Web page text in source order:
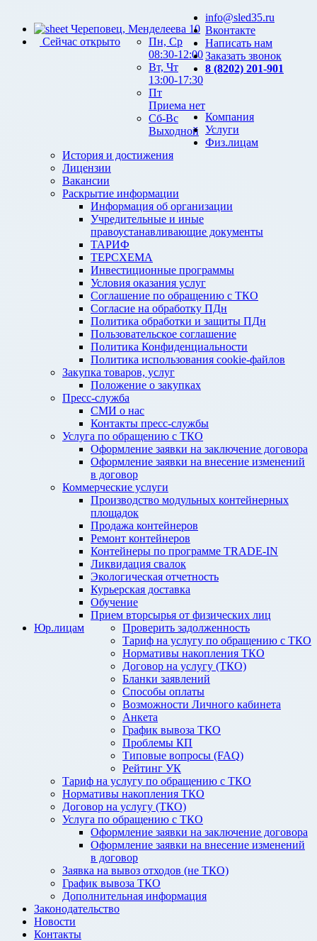
Череповец, Менделеева 10
Сейчас открыто
Пн, Ср
08:30-12:00
Вт, Чт
13:00-17:30
Пт
Приема нет
Сб-Вс
Выходной
info@sled35.ru
Вконтакте
Написать нам
Заказать звонок
8 (8202) 201-901
Компания
История и достижения
Лицензии
Вакансии
Раскрытие информации
Информация об организации
Учредительные и иные
правоустанавливающие документы
ТАРИФ
ТЕРСХЕМА
Инвестиционные программы
Условия оказания услуг
Соглашение по обращению с ТКО
Согласие на обработку ПДн
Политика обработки и защиты ПДн
Пользовательское соглашение
Политика Конфиденциальности
Политика использования cookie-файлов
Закупка товаров, услуг
Положение о закупках
Пресс-служба
СМИ о нас
Контакты пресс-службы
Услуги
Услуга по обращению с ТКО
Оформление заявки на заключение договора
Оформление заявки на внесение изменений
в договор
Коммерческие услуги
Производство модульных контейнерных
площадок
Продажа контейнеров
Ремонт контейнеров
Контейнеры по программе TRADE-IN
Ликвидация свалок
Экологическая отчетность
Курьерская доставка
Обучение
Прием вторсырья от физических лиц
Физ.лицам
Проверить задолженность
Тариф на услугу по обращению с ТКО
Нормативы накопления ТКО
Договор на услугу (ТКО)
Бланки заявлений
Способы оплаты
Возможности Личного кабинета
Анкета
График вывоза ТКО
Проблемы КП
Типовые вопросы (FAQ)
Рейтинг УК
Юр.лицам
Тариф на услугу по обращению с ТКО
Нормативы накопления ТКО
Договор на услугу (ТКО)
Услуга по обращению с ТКО
Оформление заявки на заключение договора
Оформление заявки на внесение изменений
в договор
Заявка на вывоз отходов (не ТКО)
График вывоза ТКО
Дополнительная информация
Законодательство
Новости
Контакты